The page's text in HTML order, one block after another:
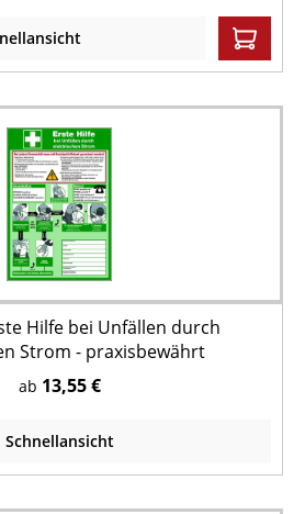
Hilfe bei Unfällen durch
Strom - praxisbewährt
ab 13,55 €
Schnellansicht